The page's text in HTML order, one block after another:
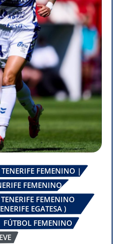
FEMENINO |
FEMENINO
FEMENINO
EGATESA )
FÚTBOL FEMENINO